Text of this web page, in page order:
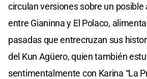
circulan versiones sobre un
entre Gianinna y El Polaco,
pasadas que entrecruzan sus
del Kun Agüero, quien también
sentimentalmente con Karina “La